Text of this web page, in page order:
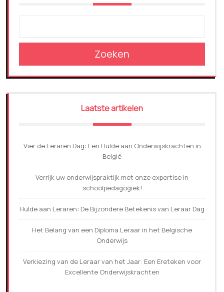
Zoeken
Laatste artikelen
Vier de Leraren Dag: Een Hulde aan Onderwijskrachten in
België
Verrijk uw onderwijspraktijk met onze expertise in
schoolpedagogiek!
Hulde aan Leraren: De Bijzondere Betekenis van Leraar Dag
Het Belang van een Diploma Leraar in het Belgische
Onderwijs
Verkiezing van de Leraar van het Jaar: Een Ereteken voor
Excellente Onderwijskrachten